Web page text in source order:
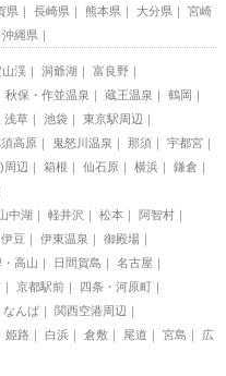
県 長崎県 熊本県 大分県
宮崎
沖縄県
山渓 洞爺湖
富良野
秋保・作並温泉 蔵王温泉
鶴岡
浅草 池袋
東京駅周辺
高原 鬼怒川温泉 那須
宇都宮
周辺 箱根 仙石原 横浜
鎌倉
中湖 軽井沢 松本
阿智村
伊豆 伊東温泉
御殿場
高山 日間賀島
名古屋
京都駅前
四条・河原町
なんば
関西空港周辺
姫路 白浜 倉敷 尾道 宮島
広